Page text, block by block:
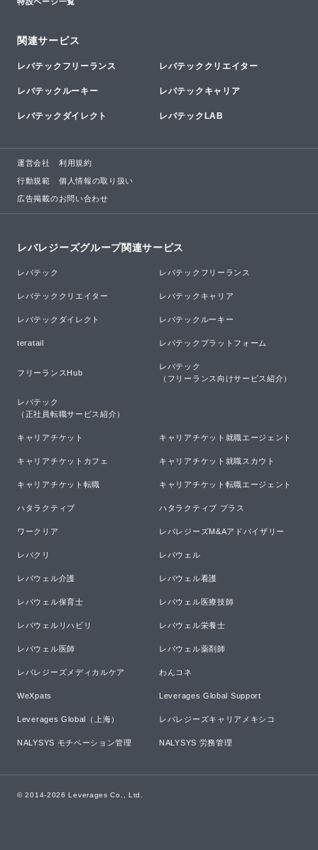
関連サービス
レバテックフリーランス レバテッククリエイター
レバテックルーキー レバテックキャリア
レバテックダイレクト レバテックLAB
運営会社 利用規約
行動規範 個人情報の取り扱い
広告掲載のお問い合わせ
レバレジーズグループ関連サービス
レバテック レバテックフリーランス
レバテッククリエイター レバテックキャリア
レバテックダイレクト レバテックルーキー
teratail レバテックプラットフォーム
フリーランスHub
レバテック
（フリーランス向けサービス紹介）
レバテック
（正社員転職サービス紹介）
キャリアチケット キャリアチケット就職エージェント
キャリアチケットカフェ キャリアチケット就職スカウト
キャリアチケット転職 キャリアチケット転職エージェント
ハタラクティブ ハタラクティブ プラス
ワークリア レバレジーズM&Aアドバイザリー
レバクリ レバウェル
レバウェル介護 レバウェル看護
レバウェル保育士 レバウェル医療技師
レバウェルリハビリ レバウェル栄養士
レバウェル医師 レバウェル薬剤師
レバレジーズメディカルケア わんコネ
WeXpats Leverages Global Support
Leverages Global（上海） レバレジーズキャリアメキシコ
NALYSYS モチベーション管理 NALYSYS 労務管理
© 2014-2026 Leverages Co., Ltd.